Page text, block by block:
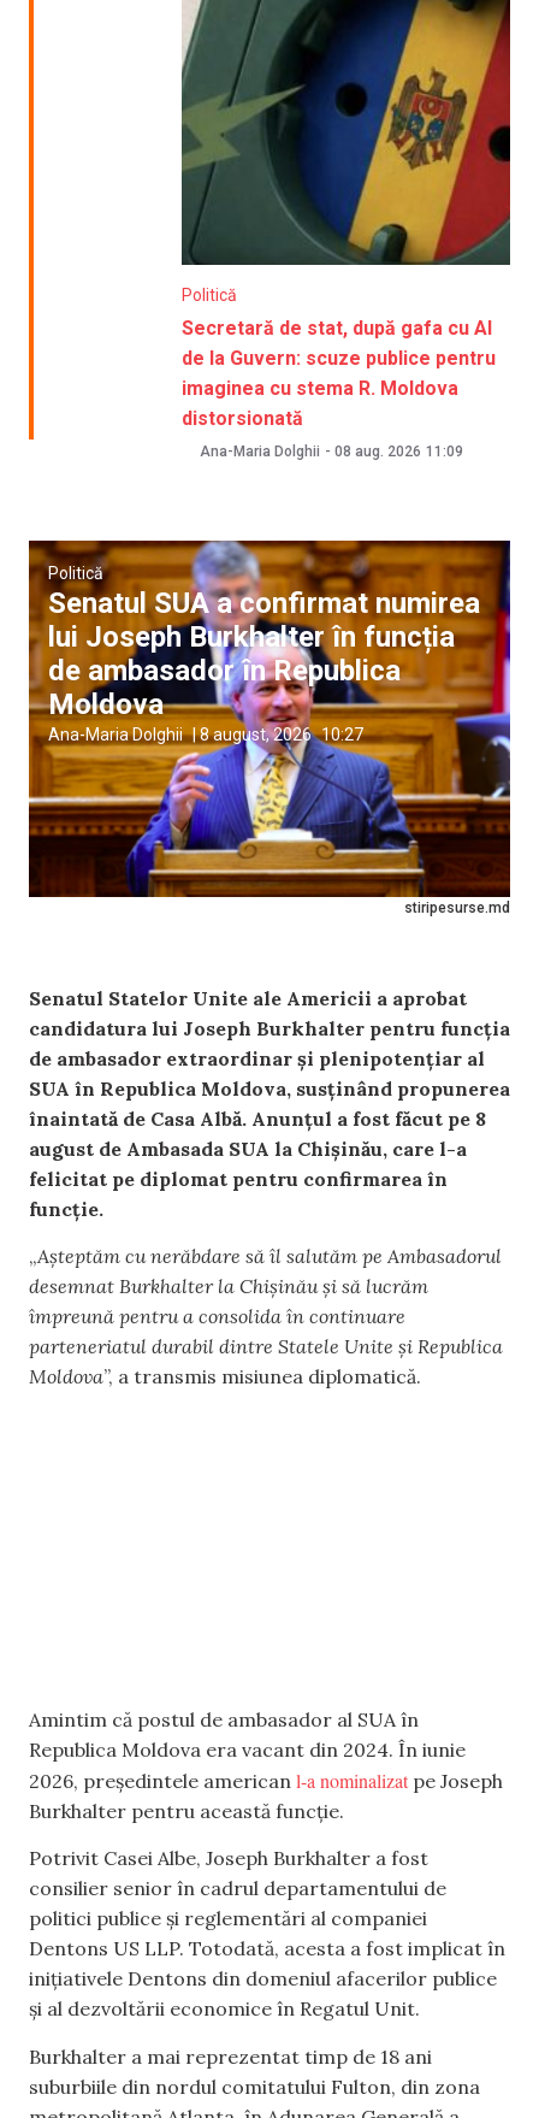
Politică
Secretară de stat, după gafa cu AI
de la Guvern: scuze publice pentru
imaginea cu stema R. Moldova
distorsionată
Ana-Maria Dolghii - 08 aug. 2026 11:09
stiripesurse.md
Politică
Senatul SUA a confirmat numirea
lui Joseph Burkhalter în funcția
de ambasador în Republica
Moldova
Ana-Maria Dolghii |8 august, 2026 10:27
Senatul Statelor Unite ale Americii a aprobat
candidatura lui Joseph Burkhalter pentru funcția
de ambasador extraordinar și plenipotențiar al
SUA în Republica Moldova, susținând propunerea
înaintată de Casa Albă. Anunțul a fost făcut pe 8
august de Ambasada SUA la Chișinău, care l-a
felicitat pe diplomat pentru confirmarea în
funcție.
„Așteptăm cu nerăbdare să îl salutăm pe Ambasadorul
desemnat Burkhalter la Chișinău și să lucrăm
împreună pentru a consolida în continuare
parteneriatul durabil dintre Statele Unite și Republica
Moldova”, a transmis misiunea diplomatică.
Amintim că postul de ambasador al SUA în
Republica Moldova era vacant din 2024. În iunie
2026, președintele american l-a nominalizat pe Joseph
Burkhalter pentru această funcție.
Potrivit Casei Albe, Joseph Burkhalter a fost
consilier senior în cadrul departamentului de
politici publice și reglementări al companiei
Dentons US LLP. Totodată, acesta a fost implicat în
inițiativele Dentons din domeniul afacerilor publice
și al dezvoltării economice în Regatul Unit.
Burkhalter a mai reprezentat timp de 18 ani
suburbiile din nordul comitatului Fulton, din zona